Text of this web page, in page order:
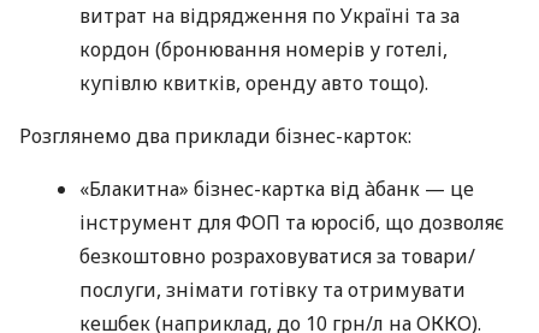
витрат на відрядження по Україні та за
кордон (бронювання номерів у готелі,
купівлю квитків, оренду авто тощо).
Розглянемо два приклади бізнес-карток:
«Блакитна» бізнес-картка від àбанк — це
інструмент для ФОП та юросіб, що дозволяє
безкоштовно розраховуватися за товари/
послуги, знімати готівку та отримувати
кешбек (наприклад, до 10 грн/л на ОККО).